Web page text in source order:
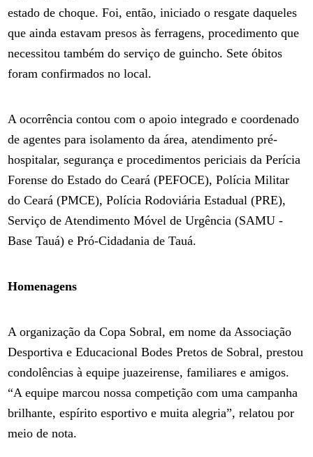
estado de choque. Foi, então, iniciado o resgate daqueles
que ainda estavam presos às ferragens, procedimento que
necessitou também do serviço de guincho. Sete óbitos
foram confirmados no local.
A ocorrência contou com o apoio integrado e coordenado
de agentes para isolamento da área, atendimento pré-
hospitalar, segurança e procedimentos periciais da Perícia
Forense do Estado do Ceará (PEFOCE), Polícia Militar
do Ceará (PMCE), Polícia Rodoviária Estadual (PRE),
Serviço de Atendimento Móvel de Urgência (SAMU -
Base Tauá) e Pró-Cidadania de Tauá.
Homenagens
A organização da Copa Sobral, em nome da Associação
Desportiva e Educacional Bodes Pretos de Sobral, prestou
condolências à equipe juazeirense, familiares e amigos.
“A equipe marcou nossa competição com uma campanha
brilhante, espírito esportivo e muita alegria”, relatou por
meio de nota.